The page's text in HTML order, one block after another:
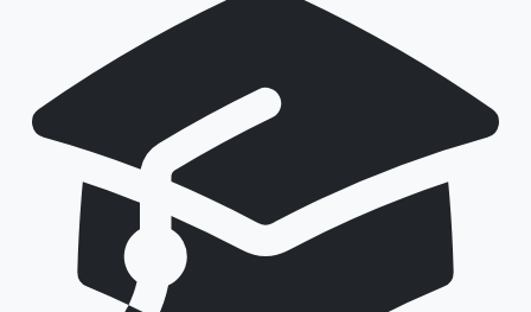
Lån av skydd ingår
Lån av MC ingår
Denna lektion utförs med en mellantung MC (A2),
körkortstillstånd krävs. Utebliven närvaro debiteras enligt
STR praxis.
Vid önskemål om betalning via faktura, vänligen kontakta
trafikskolan så hjälper vi er.